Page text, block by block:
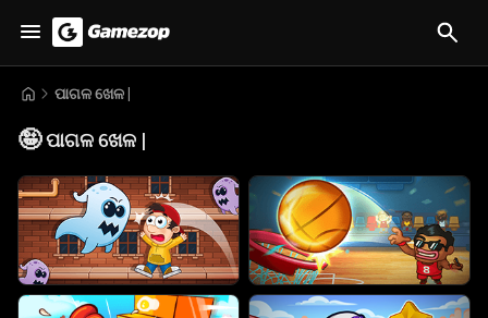
ପାଗଳ ଖେଳ |
🤪ପାଗଳ ଖେଳ |